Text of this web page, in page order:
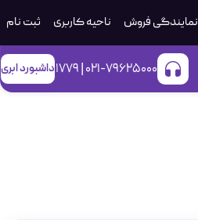
نمایندگی فروش ناحیه کاربری ثبت‌ نام
021-79625000 | 1779 داشبورد ابری